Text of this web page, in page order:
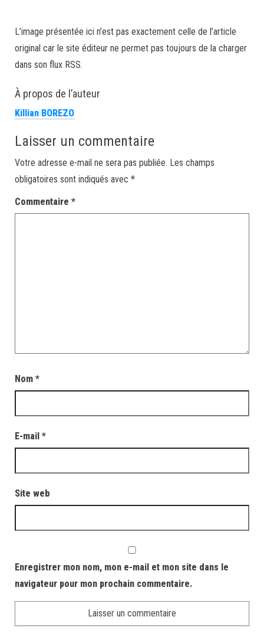
L’image présentée ici n’est pas exactement celle de l’article
original car le site éditeur ne permet pas toujours de la charger
dans son flux RSS.
À propos de l’auteur
Killian BOREZO
Laisser un commentaire
Votre adresse e-mail ne sera pas publiée. Les champs
obligatoires sont indiqués avec *
Commentaire *
Nom *
E-mail *
Site web
Enregistrer mon nom, mon e-mail et mon site dans le
navigateur pour mon prochain commentaire.